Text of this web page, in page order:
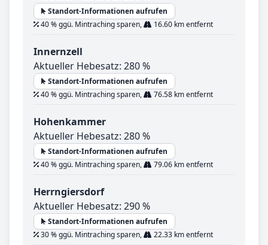
Standort-Informationen aufrufen
40 % ggü. Mintraching sparen,
16.60 km entfernt
Innernzell
Aktueller Hebesatz: 280 %
Standort-Informationen aufrufen
40 % ggü. Mintraching sparen,
76.58 km entfernt
Hohenkammer
Aktueller Hebesatz: 280 %
Standort-Informationen aufrufen
40 % ggü. Mintraching sparen,
79.06 km entfernt
Herrngiersdorf
Aktueller Hebesatz: 290 %
Standort-Informationen aufrufen
30 % ggü. Mintraching sparen,
22.33 km entfernt